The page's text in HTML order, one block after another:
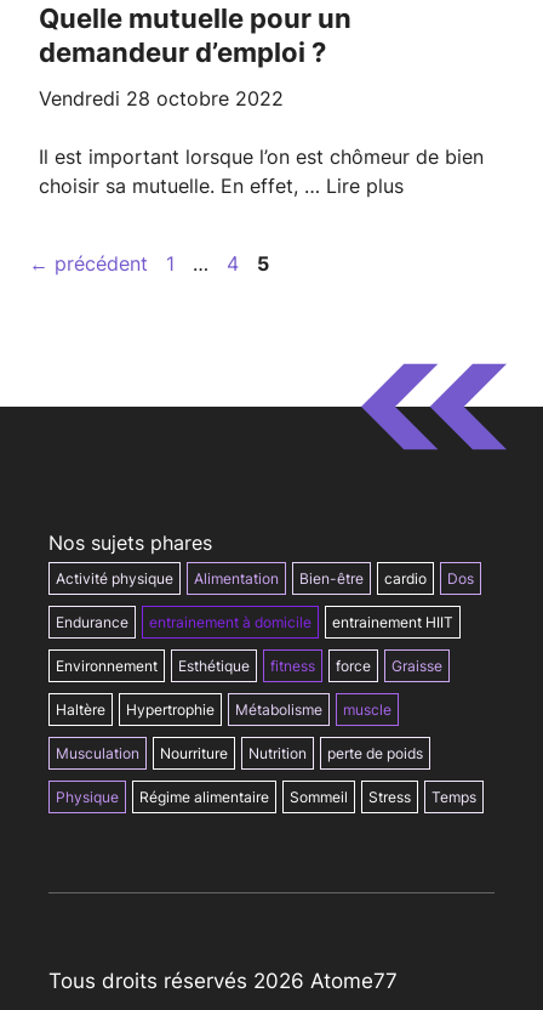
Quelle mutuelle pour un
demandeur d’emploi ?
vendredi 28 octobre 2022
Il est important lorsque l’on est chômeur de bien
choisir sa mutuelle. En effet, … Lire plus
← précédent Page
1 … Page
4 Page
5
Nos sujets phares
Activité physique Alimentation Bien-être cardio Dos
Endurance entrainement à domicile entrainement HIIT
Environnement Esthétique fitness force Graisse
Haltère Hypertrophie Métabolisme muscle
Musculation Nourriture Nutrition perte de poids
Physique Régime alimentaire Sommeil Stress Temps
Tous droits réservés 2026 Atome77